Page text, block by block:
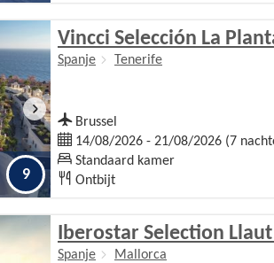
9
Vincci Selección La
Spanje Tenerife
Brussel
14/08/2026 - 21/08/2026 (7
Standaard kamer
Ontbijt
Iberostar Selection
Spanje Mallorca